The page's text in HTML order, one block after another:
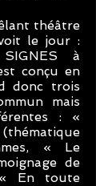
théâtre
le jour :
à
conçu en
donc trois
mais
: «
« Le
de
En toute